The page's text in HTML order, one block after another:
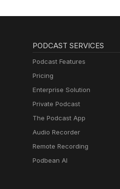
PODCAST SERVICES
Podcast Features
Pricing
Enterprise Solution
Private Podcast
The Podcast App
Audio Recorder
Remote Recording
Podbean AI